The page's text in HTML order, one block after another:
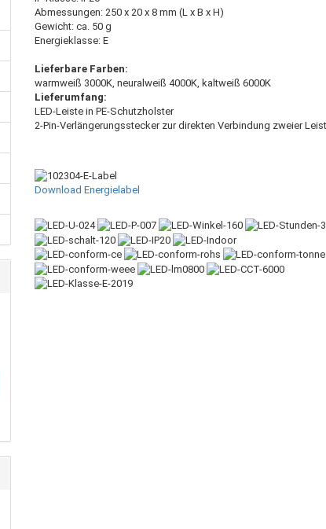
Abmessungen: 250 x 20 x 8 mm (L x B x H)
Gewicht: ca. 50 g
Energieklasse: E
Lieferbare Farben:
warmweiß 3000K, neuralweiß 4000K, kaltweiß 6000K
Lieferumfang:
LED-Leiste in PE-Schutzholster
2-Pin-Verlängerungsstecker zur direkten Verbindung zweier
Download Energielabel